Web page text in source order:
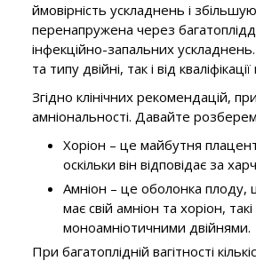
ймовірність ускладнень і
перенапружена через
інфекційно-запальних
та типу двійні, так і від
Згідно клінічних рекомендацій,
амніональності. Давайте
Хоріон – це майбутня
оскільки він відповідає за
Амніон – це оболонка
має свій амніон та хоріон,
моноамніотичними двійнями.
При багатоплідній вагітності